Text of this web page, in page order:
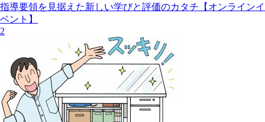
指導要領を見据えた新しい学びと評価のカタチ【オンラインイ
ベント】
2